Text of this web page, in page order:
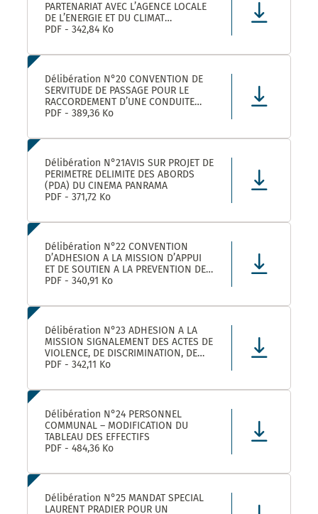
PARTENARIAT AVEC L’AGENCE LOCALE
DE L’ENERGIE ET DU CLIMAT
MONTPELLIER METROPOLE :
PDF - 342,84 Ko
Délibération N°20 CONVENTION DE
SERVITUDE DE PASSAGE POUR LE
RACCORDEMENT D’UNE CONDUITE
EAUX PLUVIALES DANS LE CADRE DE
AVENUE DE L’EUROPE SUR LA
PDF - 389,36 Ko
Délibération N°21AVIS SUR PROJET DE
PERIMETRE DELIMITE DES ABORDS
(PDA) DU CINEMA PANRAMA
PDF - 371,72 Ko
Délibération N°22 CONVENTION
D’ADHESION A LA MISSION D’APPUI
ET DE SOUTIEN A LA PREVENTION DES
RISQUES PROFESSIONNELS
PDF - 340,91 Ko
Délibération N°23 ADHESION A LA
MISSION SIGNALEMENT DES ACTES DE
VIOLENCE, DE DISCRIMINATION, DE
HARCELEMENT ET D’AGISSEMENTS
PDF - 342,11 Ko
Délibération N°24 PERSONNEL
COMMUNAL – MODIFICATION DU
TABLEAU DES EFFECTIFS
PDF - 484,36 Ko
Délibération N°25 MANDAT SPECIAL
LAURENT PRADIER POUR UN